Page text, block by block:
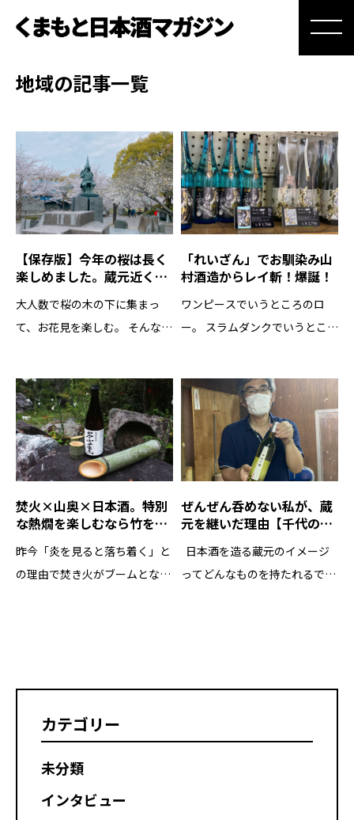
地域の記事一覧
【保存版】今年の桜は長く
楽しめました。蔵元近くに
トご紹介します！【今更と
か言わないで】
大人数で桜の木の下に集まっ
て、お花見を楽しむ。 そんなこ
け、見る人の心をうつのが桜。
毎年見ているはずなのに、なぜ
だか咲くと心がウキウキするし
背筋がシャンとする気 […]
「れいざん」でお馴染み山
村酒造からレイ斬！爆誕！
ワンピースでいうところのロ
ー。 スラムダンクでいうところ
ラって存在しますよね。 主役を
喰ってしまうほどの圧倒的なオ
ーラをまとい魅了させる。それ
が名バイプレーヤー。 […]
焚火×山奥×日本酒。特別
な熱燗を楽しむなら竹を使
方法が優秀！
昨今「炎を見ると落ち着く」と
の理由で焚き火がブームとなっ
そこで九州最後の秘境と言われ
ぜんぜん呑めない私が、蔵
元を継いだ理由【千代の
日本酒を造る蔵元のイメージ
ってどんなものを持たれるでし
が、その中でも共通するのは
カテゴリー
未分類
インタビュー